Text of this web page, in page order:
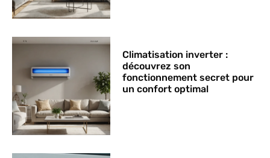
Climatisation inverter :
découvrez son
fonctionnement secret pour
un confort optimal